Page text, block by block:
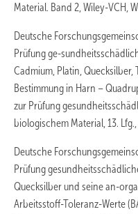
Material. Band 2, Wiley-VCH,
Deutsche
Prüfung ge-
Cadmium, Platin, Quecksilber,
Bestimmung in Harn –
zur Prüfung
biologischem Material, 13.
Deutsche
Prüfung
Quecksilber und seine an-
Arbeitsstoff-Toleranz-Werte